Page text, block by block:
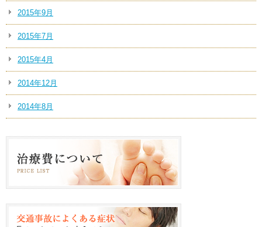
2015年9月
2015年7月
2015年4月
2014年12月
2014年8月